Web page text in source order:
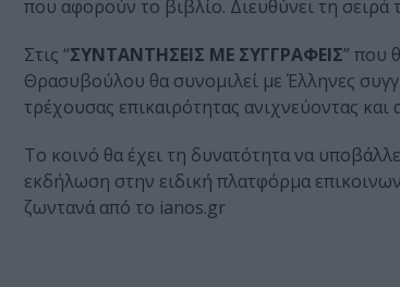
που αφορούν το βιβλίο. Διευθύνει τη
Στις “ΣΥΝΤΑΝΤΗΣΕΙΣ ΜΕ ΣΥΓΓΡΑΦΕΙΣ” που
Θρασυβούλου θα συνομιλεί με Έλληνες
τρέχουσας επικαιρότητας ανιχνεύοντας
Το κοινό θα έχει τη δυνατότητα να
εκδήλωση στην ειδική πλατφόρμα
ζωντανά από το ianos.gr